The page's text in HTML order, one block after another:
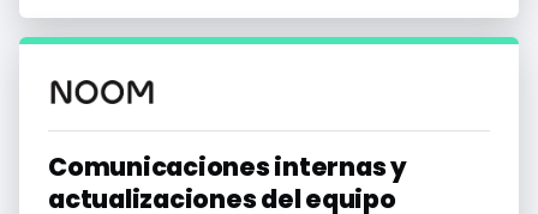
Comunicaciones internas y
actualizaciones del equipo